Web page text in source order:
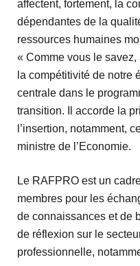
affectent, fortement, la
dépendantes de la
ressources humaines
« Comme vous le
la compétitivité de notre
centrale dans le
transition. Il accorde la
l’insertion, notamment,
ministre de l’Economie.
Le RAFPRO est un
membres pour les
de connaissances et de
de réflexion sur le
professionnelle,